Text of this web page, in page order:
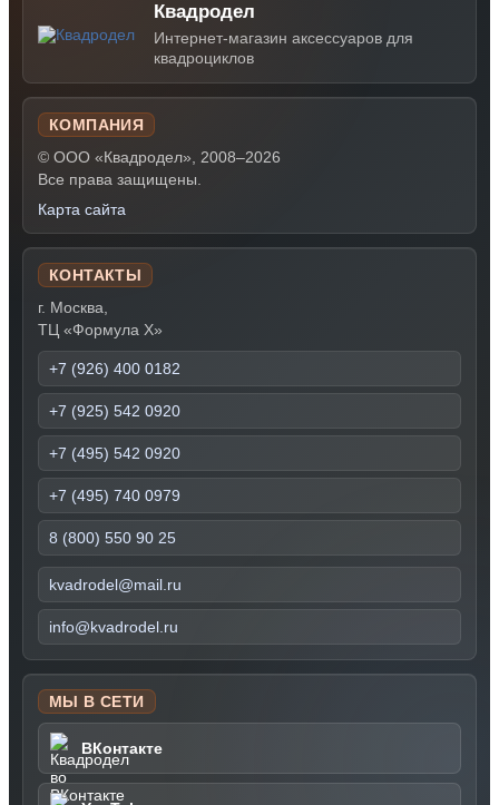
Квадродел
Интернет-магазин аксессуаров для
квадроциклов
КОМПАНИЯ
© ООО «Квадродел», 2008–2026
Все права защищены.
Карта сайта
КОНТАКТЫ
г. Москва,
ТЦ «Формула Х»
+7 (926) 400 0182
+7 (925) 542 0920
+7 (495) 542 0920
+7 (495) 740 0979
8 (800) 550 90 25
kvadrodel@mail.ru
info@kvadrodel.ru
МЫ В СЕТИ
ВКонтакте